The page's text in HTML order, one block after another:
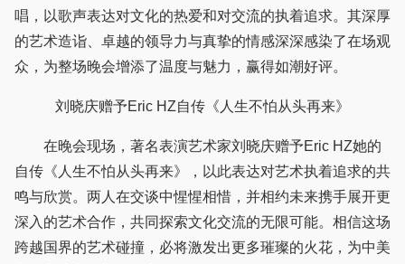
唱，以歌声表达对文化的热爱和对交流的执着追求。其深厚
的艺术造诣、卓越的领导力与真挚的情感深深感染了在场观
众，为整场晚会增添了温度与魅力，赢得如潮好评。
刘晓庆赠予Eric HZ自传《人生不怕从头再来》
在晚会现场，著名表演艺术家刘晓庆赠予Eric HZ她的
自传《人生不怕从头再来》，以此表达对艺术执着追求的共
鸣与欣赏。两人在交谈中惺惺相惜，并相约未来携手展开更
深入的艺术合作，共同探索文化交流的无限可能。相信这场
跨越国界的艺术碰撞，必将激发出更多璀璨的火花，为中美